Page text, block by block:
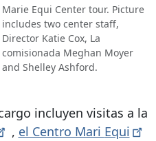
Marie Equi Center tour. Picture
includes two center staff,
Director Katie Cox, La
comisionada Meghan Moyer
and Shelley Ashford.
incluyen visitas a la
, el Centro Mari Equi